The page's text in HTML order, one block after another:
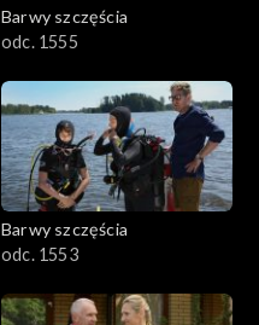
Barwy szczęścia
odc. 1555
Barwy szczęścia
odc. 1553